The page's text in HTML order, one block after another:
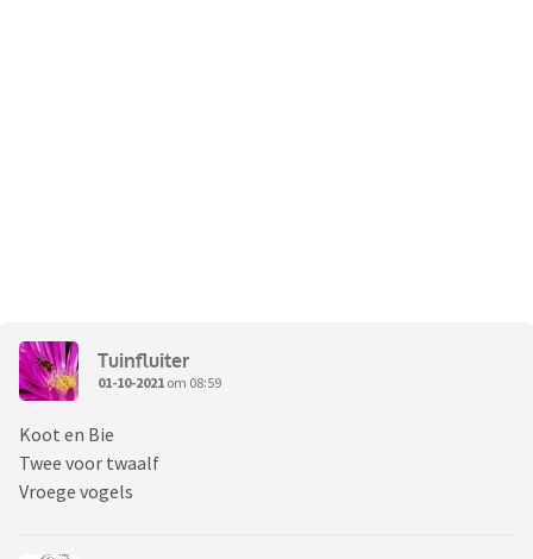
Tuinfluiter
01-10-2021 om 08:59
Koot en Bie
Twee voor twaalf
Vroege vogels